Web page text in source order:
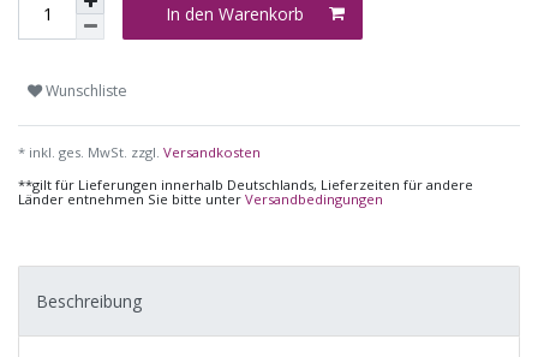
In den Warenkorb
Wunschliste
* inkl. ges. MwSt. zzgl. Versandkosten
**gilt für Lieferungen innerhalb Deutschlands, Lieferzeiten für andere
Länder entnehmen Sie bitte unter Versandbedingungen
Beschreibung